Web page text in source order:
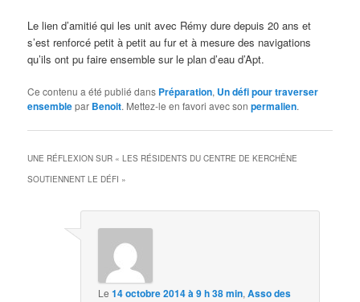
Le lien d’amitié qui les unit avec Rémy dure depuis 20 ans et
s’est renforcé petit à petit au fur et à mesure des navigations
qu’ils ont pu faire ensemble sur le plan d’eau d’Apt.
Ce contenu a été publié dans Préparation, Un défi pour traverser
ensemblepar Benoit. Mettez-le en favori avec sonpermalien.
UNE RÉFLEXION SUR «LES RÉSIDENTS DU CENTRE DE KERCHÊNE
SOUTIENNENT LE DÉFI »
Le14 octobre 2014 à 9 h 38 min,Asso des